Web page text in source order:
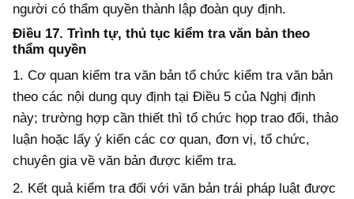
người có thẩm quyền thành lập đoàn quy định.
Điều 17. Trình tự, thủ tục kiểm tra văn bản theo
thẩm quyền
1. Cơ quan kiểm tra văn bản tổ chức kiểm tra văn bản
theo các nội dung quy định tại Điều 5 của Nghị định
này; trường hợp cần thiết thì tổ chức họp trao đổi, thảo
luận hoặc lấy ý kiến các cơ quan, đơn vị, tổ chức,
chuyên gia về văn bản được kiểm tra.
2. Kết quả kiểm tra đối với văn bản trái pháp luật được